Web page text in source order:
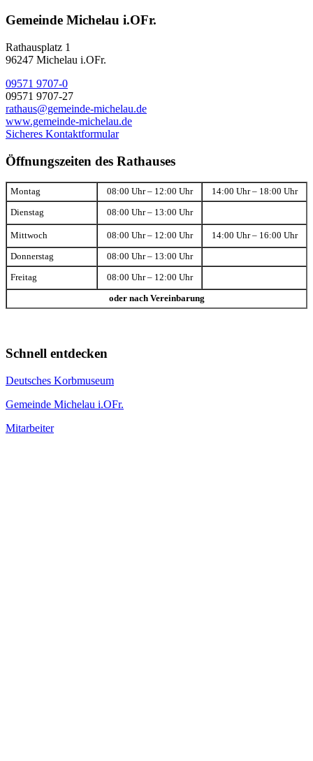
Gemeinde Michelau i.OFr.
Rathausplatz 1
96247 Michelau i.OFr.
09571 9707-0
09571 9707-27
rathaus@gemeinde-michelau.de
www.gemeinde-michelau.de
Sicheres Kontaktformular
Öffnungszeiten des Rathauses
Montag 08:00 Uhr – 12:00 Uhr 14:00 Uhr – 18:00 Uhr
Dienstag 08:00 Uhr – 13:00 Uhr
Mittwoch 08:00 Uhr – 12:00 Uhr 14:00 Uhr – 16:00 Uhr
Donnerstag 08:00 Uhr – 13:00 Uhr
Freitag 08:00 Uhr – 12:00 Uhr
oder nach Vereinbarung
Schnell entdecken
Deutsches Korbmuseum
Gemeinde Michelau i.OFr.
Mitarbeiter